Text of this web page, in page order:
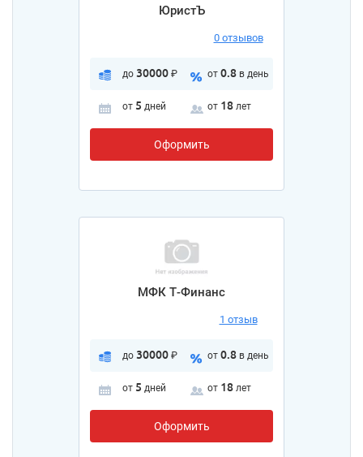
ЮристЪ
0 отзывов
до 30000 ₽ от 0.8 в день
от 5 дней от 18 лет
Оформить
МФК Т-Финанс
1 отзыв
до 30000 ₽ от 0.8 в день
от 5 дней от 18 лет
Оформить